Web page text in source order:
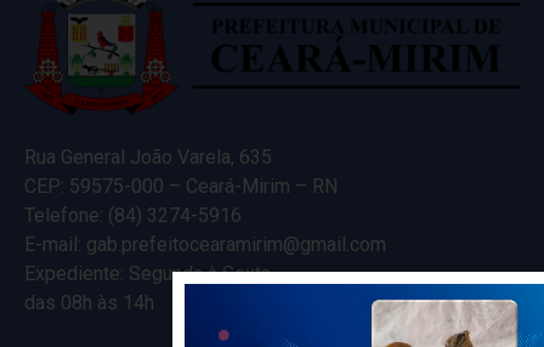
Rua General João Varela, 635
CEP: 59575-000 – Ceará-Mirim – RN
Telefone: (84) 3274-5916
E-mail: gab.prefeitocearamirim@gmail.com
Expediente: Segunda à Sexta
das 08h às 14h